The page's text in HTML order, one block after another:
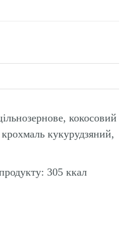
кокосовий
кукурудзяний,
305 ккал